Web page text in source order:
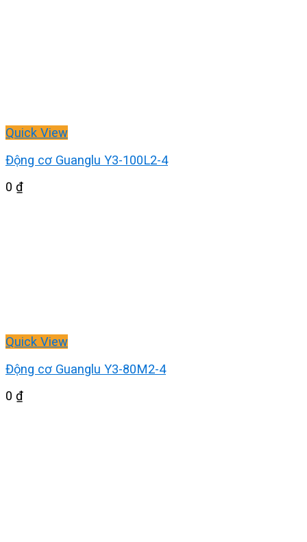
Quick View
Động cơ Guanglu Y3-100L2-4
0 ₫
Quick View
Động cơ Guanglu Y3-80M2-4
0 ₫